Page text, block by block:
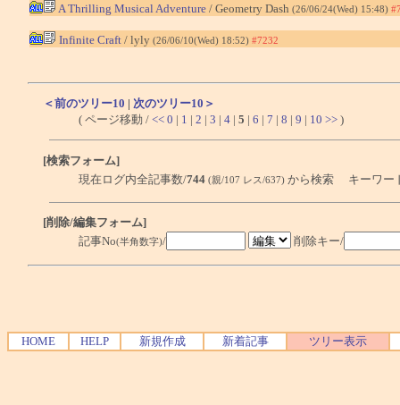
A Thrilling Musical Adventure/ Geometry Dash (26/06/24(Wed) 15:48)
Infinite Craft/ lyly (26/06/10(Wed) 18:52) #7232
＜前のツリー10 | 次のツリー10＞
( ページ移動 / << 0 | 1 | 2 | 3 | 4 | 5 | 6 | 7 | 8 | 9 | 10 >> )
[検索フォーム]
現在ログ内全記事数/744 (親/107 レス/637) から検索 キーワー
[削除/編集フォーム]
記事No(半角数字)/ 削除キー/
HOME HELP 新規作成 新着記事 ツリー表示